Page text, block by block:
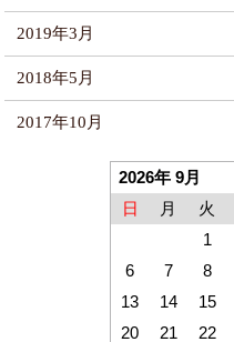
2019年3月
2018年5月
2017年10月
2026年 9月
日
月 火
1
6
7 8
13
14 15
20
21 22